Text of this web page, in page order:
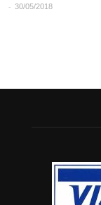
- 30/05/2018